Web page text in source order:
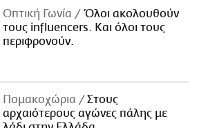
Οπτική Γωνία
Όλοι ακολουθούν
τους influencers. Και όλοι τους
περιφρονούν.
Πομακοχώρια
Στους
αρχαιότερους αγώνες πάλης με